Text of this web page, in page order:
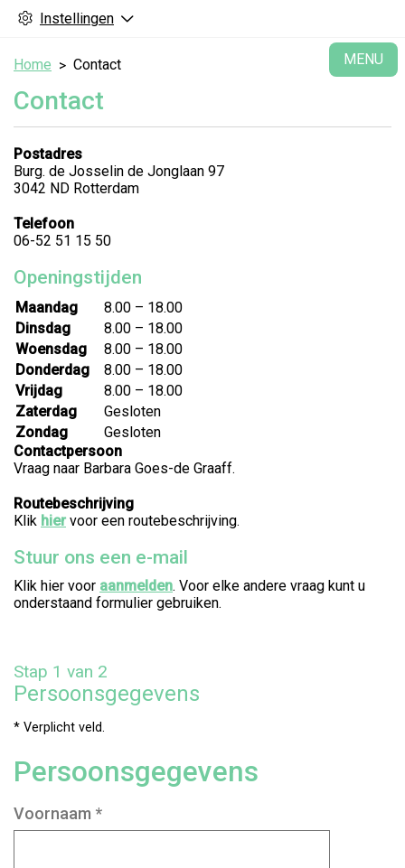
Instellingen
MENU
Home Contact
Contact
Postadres
Burg. de Josselin de Jonglaan 97
3042 ND Rotterdam
Telefoon
06-52 51 15 50
Openingstijden
Maandag
8.00 – 18.00
Dinsdag
8.00 – 18.00
Woensdag
8.00 – 18.00
Donderdag
8.00 – 18.00
Vrijdag
8.00 – 18.00
Zaterdag
Gesloten
Zondag
Gesloten
Contactpersoon
Vraag naar Barbara Goes-de Graaff.
Routebeschrijving
Klik hier voor een routebeschrijving.
Stuur ons een e-mail
Klik hier voor aanmelden. Voor elke andere vraag kunt u
onderstaand formulier gebruiken.
Stap 1 van 2
Persoonsgegevens
* Verplicht veld.
Persoonsgegevens
Voornaam *